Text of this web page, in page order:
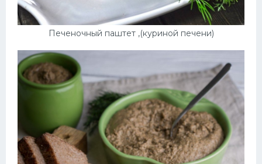
Печеночный паштет ,(куриной печени)
Печенье
Выпечка
Десерт
Напитки
Дизайн комнаты